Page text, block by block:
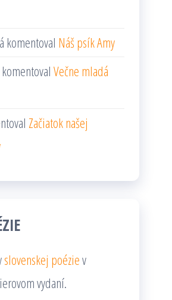
komentoval Náš psík Amy
komentoval Večne mladá
Začiatok našej
slovenskej poéziev
vydaní.